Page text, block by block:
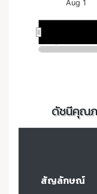
ดัชนีคุณภ
สัญลักษณ์